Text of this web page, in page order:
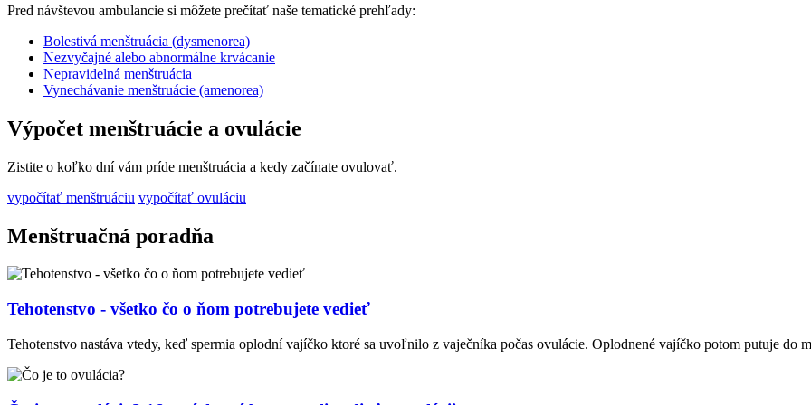
Pred návštevou ambulancie si môžete prečítať naše tematické prehľady:
Bolestivá menštruácia (dysmenorea)
Nezvyčajné alebo abnormálne krvácanie
Nepravidelná menštruácia
Vynechávanie menštruácie (amenorea)
Výpočet menštruácie a ovulácie
Zistite o koľko dní vám príde menštruácia a kedy začínate ovulovať.
vypočítať menštruáciu vypočítať ovuláciu
Menštruačná poradňa
Tehotenstvo - všetko čo o ňom potrebujete vedieť
Tehotenstvo nastáva vtedy, keď spermia oplodní vajíčko ktoré sa uvoľnilo z vaječníka počas ovulácie. Oplodnené vajíčko potom putuje do